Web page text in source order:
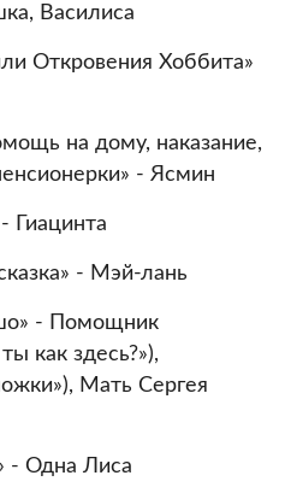
Василиса
Откровения Хоббита»
на дому, наказание,
- Ясмин
- Гиацинта
- Мэй-лань
- Помощник
как здесь?»),
Мать Сергея
- Одна Лиса